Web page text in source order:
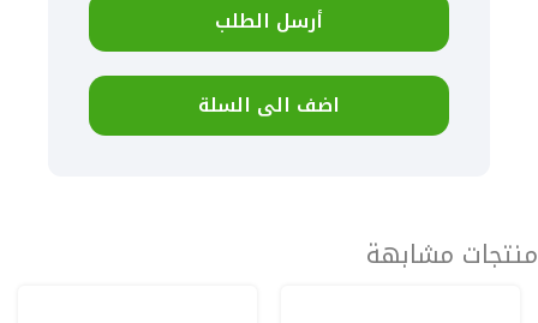
أرسل الطلب
اضف الى السلة
منتجات مشابهة